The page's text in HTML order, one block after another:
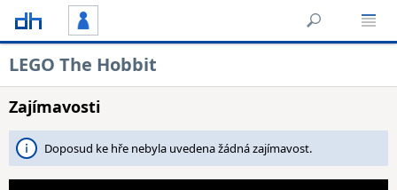
LEGO The Hobbit
Zajímavosti
Doposud ke hře nebyla uvedena žádná zajímavost.